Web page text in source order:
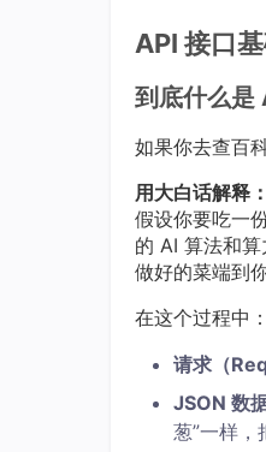
API 接口
到底什么是
如果你去查百
用大白话解释
假设你要吃一
的 AI 算法和
做好的菜端到
在这个过程中：
请求（
JSON 数
葱”一样，